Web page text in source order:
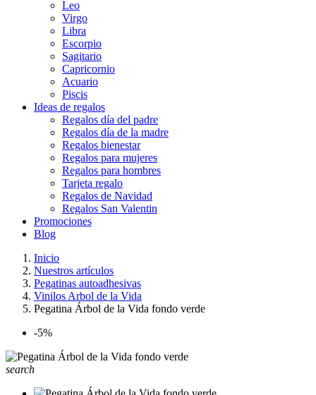
Leo
Virgo
Libra
Escorpio
Sagitario
Capricornio
Acuario
Piscis
Ideas de regalos
Regalos día del padre
Regalos día de la madre
Regalos bienestar
Regalos para mujeres
Regalos para hombres
Tarjeta regalo
Regalos de Navidad
Regalos San Valentin
Promociones
Blog
Inicio
Nuestros artículos
Pegatinas autoadhesivas
Vinilos Arbol de la Vida
Pegatina Árbol de la Vida fondo verde
-5%
search